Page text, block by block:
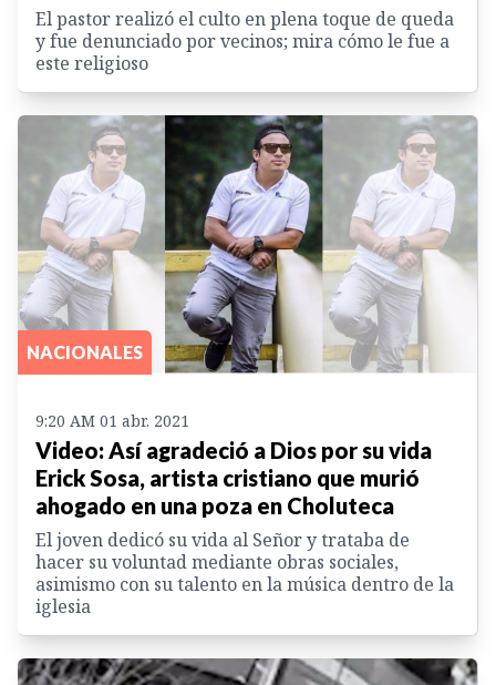
El pastor realizó el culto en plena toque de queda
y fue denunciado por vecinos; mira cómo le fue a
este religioso
NACIONALES
9:20 AM 01 abr. 2021
Video: Así agradeció a Dios por su vida
Erick Sosa, artista cristiano que murió
ahogado en una poza en Choluteca
El joven dedicó su vida al Señor y trataba de
hacer su voluntad mediante obras sociales,
asimismo con su talento en la música dentro de la
iglesia